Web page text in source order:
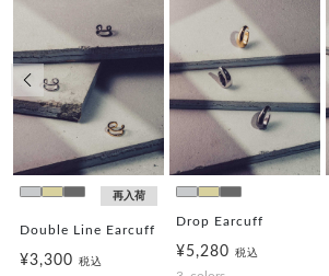
再入荷
Double Line Earcuff
¥3,300税込
Drop Earcuff
¥5,280 税込
前の画像